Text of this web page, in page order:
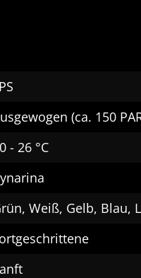
(ca. 150
- 26 °C
Weiß, Gelb, Blau,